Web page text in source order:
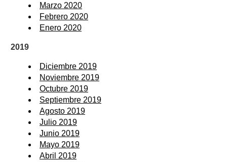
Marzo 2020
Febrero 2020
Enero 2020
2019
Diciembre 2019
Noviembre 2019
Octubre 2019
Septiembre 2019
Agosto 2019
Julio 2019
Junio 2019
Mayo 2019
Abril 2019